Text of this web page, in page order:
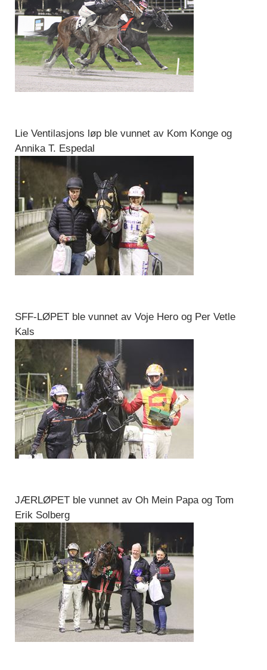
Lie Ventilasjons løp ble vunnet av Kom Konge og
Annika T. Espedal
SFF-LØPET ble vunnet av Voje Hero og Per Vetle
Kals
JÆRLØPET ble vunnet av Oh Mein Papa og Tom
Erik Solberg